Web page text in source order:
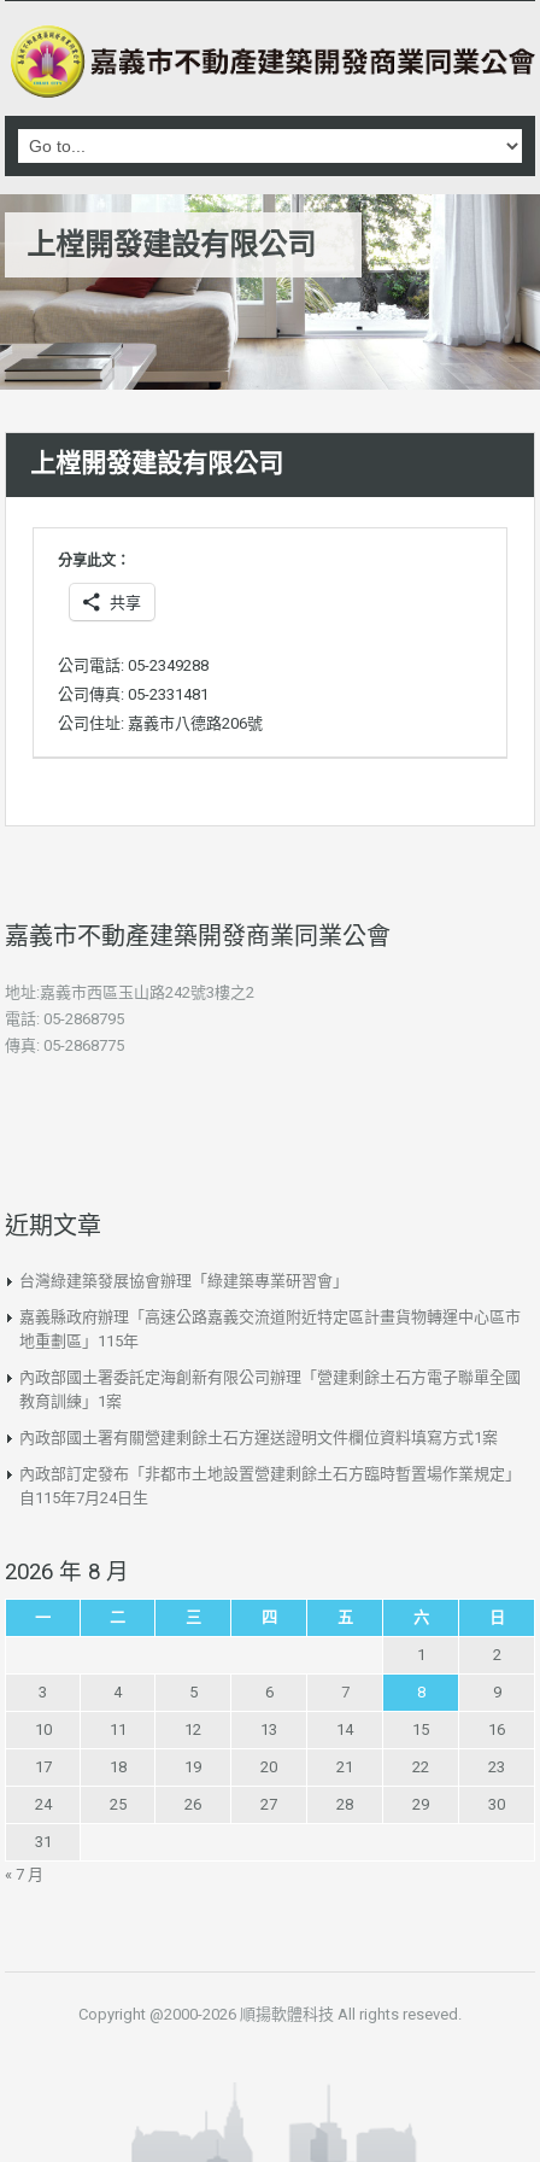
上樘開發建設有限公司
上樘開發建設有限公司
分享此文：
共享
公司電話: 05-2349288
公司傳真: 05-2331481
公司住址: 嘉義市八德路206號
嘉義市不動產建築開發商業同業公會
地址:嘉義市西區玉山路242號3樓之2
電話: 05-2868795
傳真: 05-2868775
近期文章
台灣綠建築發展協會辦理「綠建築專業研習會」
嘉義縣政府辦理「高速公路嘉義交流道附近特定區計畫貨物轉運中心區市
地重劃區」115年
內政部國土署委託定海創新有限公司辦理「營建剩餘土石方電子聯單全國
教育訓練」1案
內政部國土署有關營建剩餘土石方運送證明文件欄位資料填寫方式1案
內政部訂定發布「非都市土地設置營建剩餘土石方臨時暫置場作業規定」
自115年7月24日生
2026 年 8 月
一 二 三 四 五 六 日
1 2
3 4 5 6 7 8 9
10 11 12 13 14 15 16
17 18 19 20 21 22 23
24 25 26 27 28 29 30
31
« 7 月
Copyright @2000-2026 順揚軟體科技 All rights reseved.